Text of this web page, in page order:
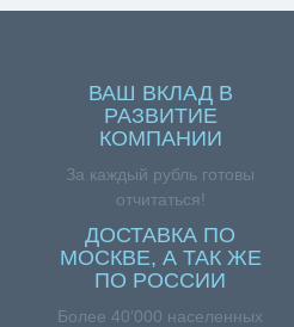
ВАШ ВКЛАД В
РАЗВИТИЕ
КОМПАНИИ
За каждый рубль готовы
отчитаться!
ДОСТАВКА ПО
МОСКВЕ, А ТАК ЖЕ
ПО РОССИИ
Более 40’000 населенных